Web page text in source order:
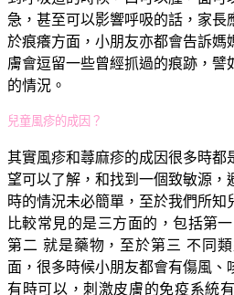
急，甚至可以影響呼吸的話，家長
於痕癢方面，小朋友亦都會告訴媽
膚會逗留一些曾經抓過的痕跡，譬
的情況。
兒童風疹的成因？
其實風疹和蕁麻疹的成因很多時都
望可以了解，和找到一個致敏源，
時的情況未必簡單，至於我們所
比較常見的是三方面的，包括第
第二 就是藥物，至於第三 不同
面，很多時候小朋友都會有傷風、
有時可以，刺激皮膚的免疫系統